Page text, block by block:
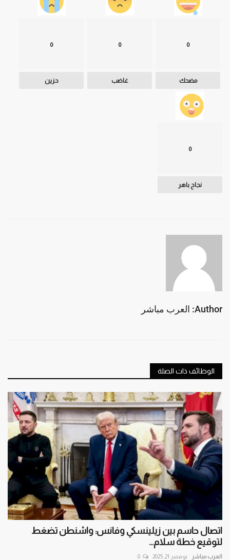
0
مضحك
0
غاضب
0
حزين
0
نجاح باهر
Author: العرب مباشر
الوظائف ذات الصلة
اتصال حاسم بين زيلينسكي وفانس: واشنطن تضغط
لتوقيع خطة سلام...
العرب مباشر نوفمبر 21, 2025 0